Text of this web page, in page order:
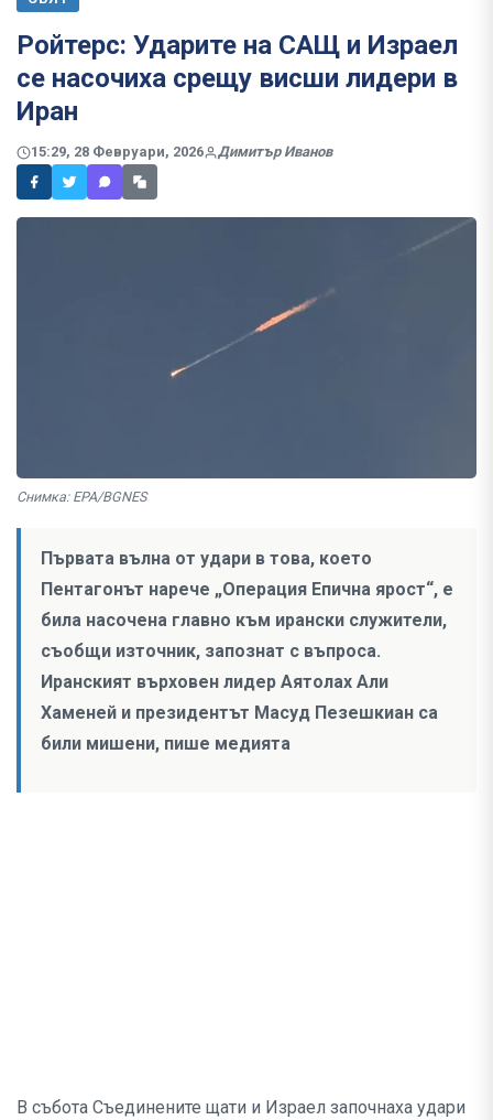
Ройтерс: Ударите на САЩ и Израел
се насочиха срещу висши лидери в
Иран
15:29, 28 Февруари, 2026 Димитър Иванов
Снимка: EPA/BGNES
Първата вълна от удари в това, което
Пентагонът нарече „Операция Епична ярост“, е
била насочена главно към ирански служители,
съобщи източник, запознат с въпроса.
Иранският върховен лидер Аятолах Али
Хаменей и президентът Масуд Пезешкиан са
били мишени, пише медията
В събота Съединените щати и Израел започнаха удари